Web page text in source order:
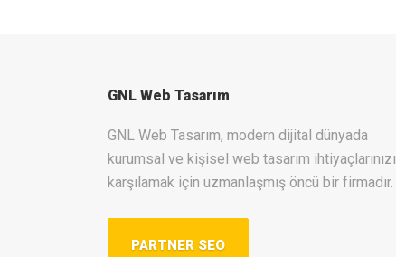
GNL Web Tasarım
GNL Web Tasarım, modern dijital dünyada
kurumsal ve kişisel web tasarım ihtiyaçlarınızı
karşılamak için uzmanlaşmış öncü bir firmadır.
PARTNER SEO